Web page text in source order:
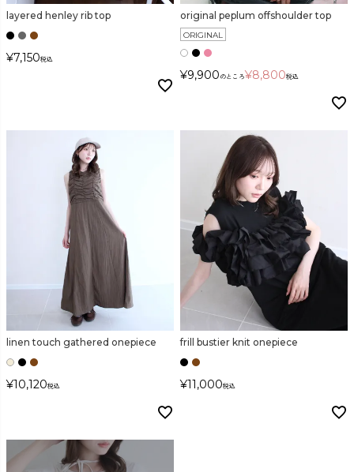
layered henley rib top
¥7,150税込
original peplum offshoulder top
ORIGINAL
¥9,900 のところ¥8,800税込
linen touch gathered onepiece
¥10,120税込
frill bustier knit onepiece
¥11,000税込